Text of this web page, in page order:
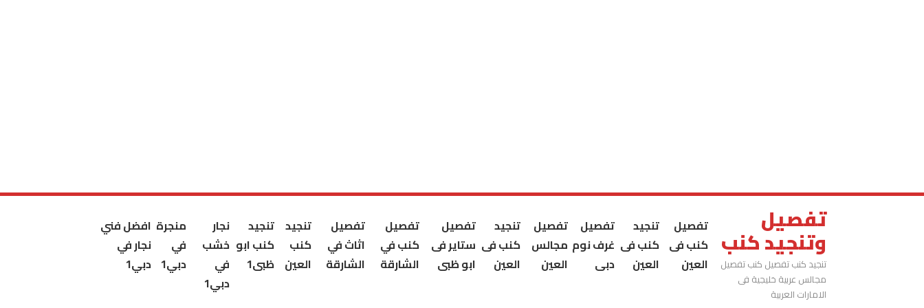
تفصيل
وتنجيد كنب
تنجيد كنب تفصيل كنب تفصيل
مجالس عربية خليجية فى
الامارات العربية
تفصيل
كنب فى
العين
تنجيد
كنب فى
العين
تفصيل
غرف نوم
دبى
تفصيل
مجالس
العين
تنجيد
كنب فى
العين
تفصيل
ستاير فى
ابو ظبى
تفصيل
كنب في
الشارقة
تفصيل
اثاث في
الشارقة
تنجيد
كنب
العين
تنجيد
كنب ابو
ظبى1
نجار
خشب
في
دبي1
منجرة
في
دبي1
افضل فني
نجار في
دبي1